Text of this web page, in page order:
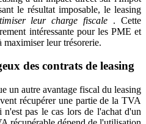
le résultat imposable, le leasing
leur charge fiscale . Cette
intéressante pour les PME et
maximiser leur trésorerie.
des contrats de leasing
un autre avantage fiscal du leasing
récupérer une partie de la TVA
pas le cas lors de l'achat d'un